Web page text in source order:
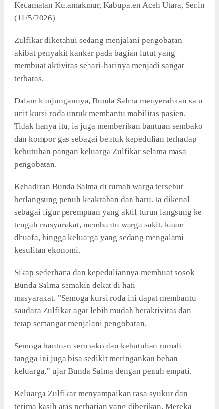
Kecamatan Kutamakmur, Kabupaten Aceh Utara, Senin
(11/5/2026).
Zulfikar diketahui sedang menjalani pengobatan
akibat penyakit kanker pada bagian lutut yang
membuat aktivitas sehari-harinya menjadi sangat
terbatas.
Dalam kunjungannya, Bunda Salma menyerahkan satu
unit kursi roda untuk membantu mobilitas pasien.
Tidak hanya itu, ia juga memberikan bantuan sembako
dan kompor gas sebagai bentuk kepedulian terhadap
kebutuhan pangan keluarga Zulfikar selama masa
pengobatan.
Kehadiran Bunda Salma di rumah warga tersebut
berlangsung penuh keakraban dan haru. Ia dikenal
sebagai figur perempuan yang aktif turun langsung ke
tengah masyarakat, membantu warga sakit, kaum
dhuafa, hingga keluarga yang sedang mengalami
kesulitan ekonomi.
Sikap sederhana dan kepeduliannya membuat sosok
Bunda Salma semakin dekat di hati
masyarakat. "Semoga kursi roda ini dapat membantu
saudara Zulfikar agar lebih mudah beraktivitas dan
tetap semangat menjalani pengobatan.
Semoga bantuan sembako dan kebutuhan rumah
tangga ini juga bisa sedikit meringankan beban
keluarga,” ujar Bunda Salma dengan penuh empati.
Keluarga Zulfikar menyampaikan rasa syukur dan
terima kasih atas perhatian yang diberikan. Mereka